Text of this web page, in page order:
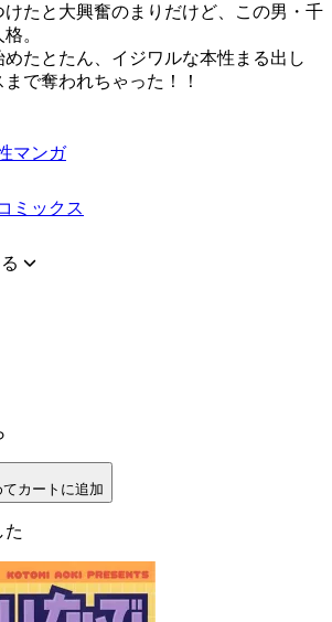
たと大興奮のまりだけど、この男・千
。
たとたん、イジワルな本性まる出し
で奪われちゃった！！
マンガ
ミックス
カートに追加
た